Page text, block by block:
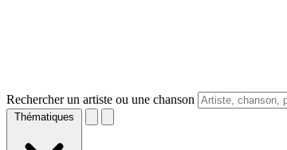
Rechercher un artiste ou une chanson
Thématiques